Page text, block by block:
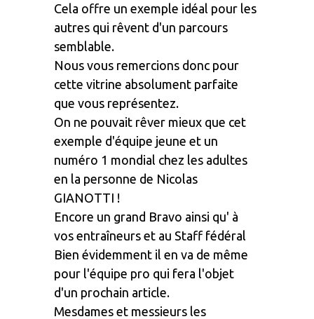
Cela offre un exemple idéal pour les
autres qui rêvent d'un parcours
semblable.
Nous vous remercions donc pour
cette vitrine absolument parfaite
que vous représentez.
On ne pouvait rêver mieux que cet
exemple d'équipe jeune et un
numéro 1 mondial chez les adultes
en la personne de Nicolas
GIANOTTI !
Encore un grand Bravo ainsi qu' à
vos entraîneurs et au Staff fédéral
Bien évidemment il en va de même
pour l'équipe pro qui fera l'objet
d'un prochain article.
Mesdames et messieurs les